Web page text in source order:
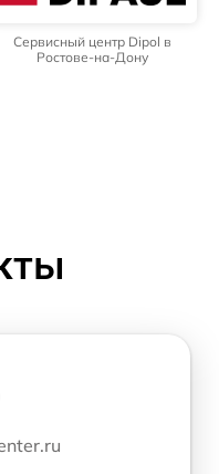
Сервисный центр Dipol в
Ростове-на-Дону